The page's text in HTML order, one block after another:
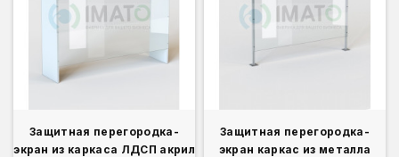
Защитная перегородка-
экран из каркаса ЛДСП акрил
Защитная перегородка-
экран каркас из металла